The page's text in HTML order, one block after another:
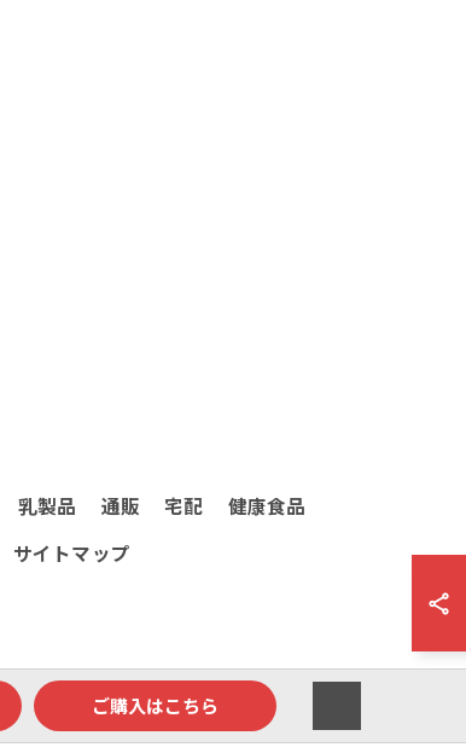
ご購入はこちら
乳製品 通販 宅配
健康食品
サイトマップ